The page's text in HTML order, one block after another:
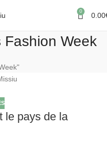
0 0.00
Fashion Week
le pays de la